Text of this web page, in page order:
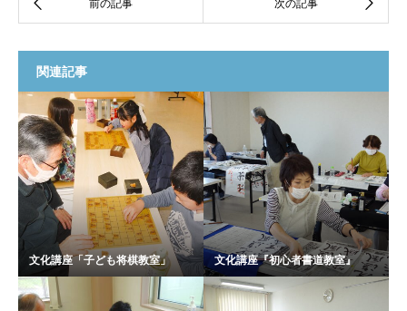
関連記事
文化講座「子ども将棋教室」 文化講座『初心者書道教室』